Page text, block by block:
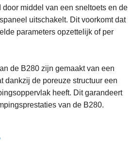
door middel van een sneltoets en de
uitschakelt. Dit voorkomt dat
parameters opzettelijk of per
de B280 zijn gemaakt van een
dankzij de poreuze structuur een
heeft. Dit garandeert
van de B280.